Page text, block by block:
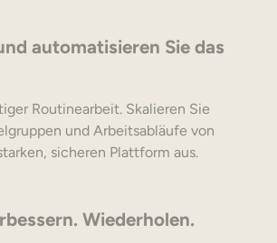
automatisieren Sie das
Routinearbeit. Skalieren Sie
und Arbeitsabläufe von
sicheren Plattform aus.
Wiederholen.